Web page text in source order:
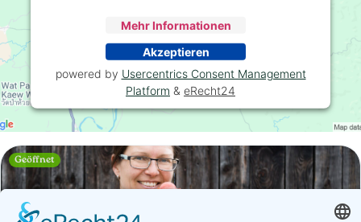
Geöffnet
Mehr Informationen
Akzeptieren
powered by Usercentrics Consent Management
Platform & eRecht24